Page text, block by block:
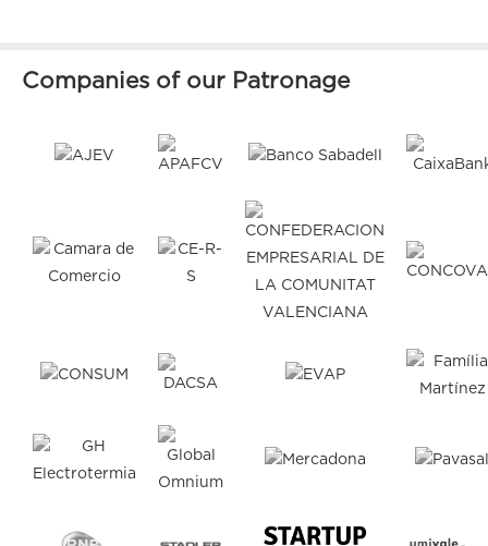
Companies of our Patronage